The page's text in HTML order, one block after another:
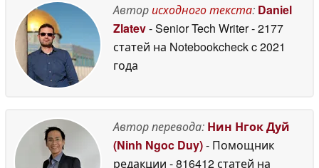
Авторисходного текста: Daniel
Zlatev- Senior Tech Writer- 2177
статей на Notebookcheckc 2021
года
Автор перевода: Нин Нгок Дуй
(Ninh Ngoc Duy)- Помощник
редакции - 816412 статей на